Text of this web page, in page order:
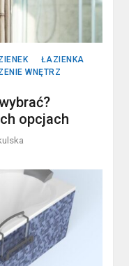
ŁAZIENKA
WNĘTRZ
opcjach